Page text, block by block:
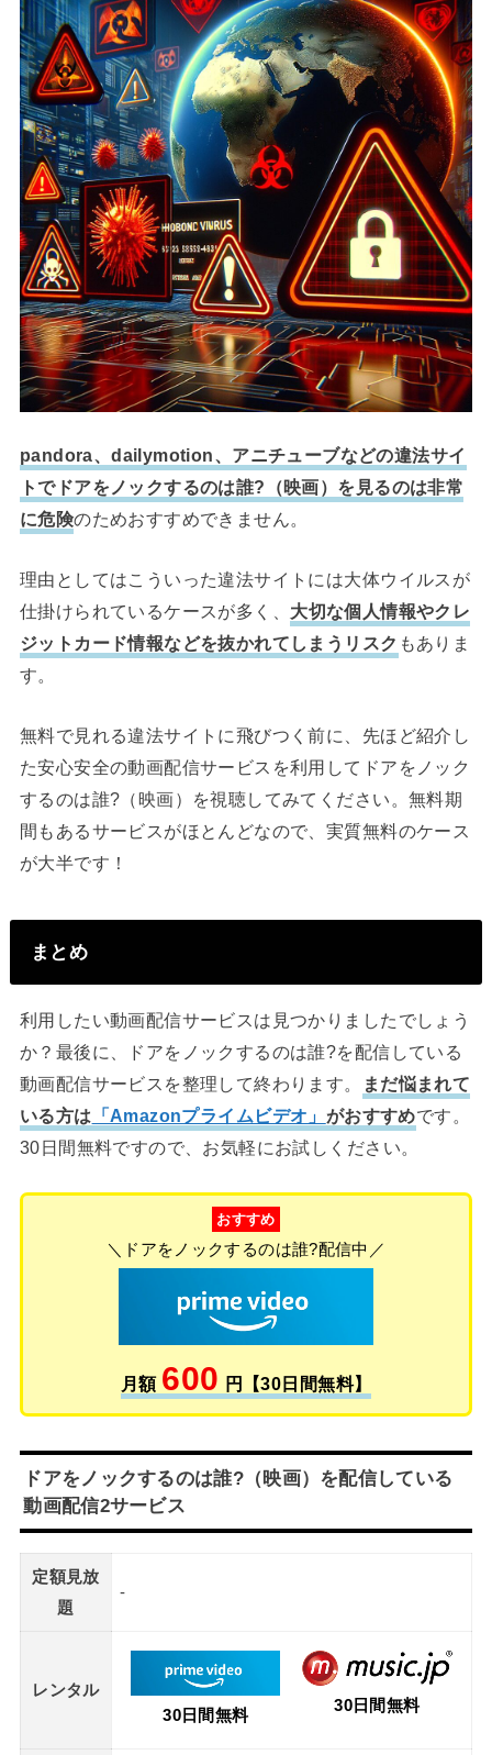
pandora、dailymotion、アニチューブなどの違法サイ
トでドアをノックするのは誰?（映画）を見るのは非常
に危険のためおすすめできません。
理由としてはこういった違法サイトには大体ウイルスが
仕掛けられているケースが多く、 大切な個人情報やクレ
ジットカード情報などを抜かれてしまうリスク もありま
す。
無料で見れる違法サイトに飛びつく前に、先ほど紹介し
た安心安全の動画配信サービスを利用してドアをノック
するのは誰?（映画）を視聴してみてください。無料期
間もあるサービスがほとんどなので、実質無料のケース
が大半です！
まとめ
利用したい動画配信サービスは見つかりましたでしょう
か？最後に、ドアをノックするのは誰?を配信している
動画配信サービスを整理して終わります。
まだ悩まれて
いる方は 「Amazonプライムビデオ」 がおすすめです。
30日間無料ですので、お気軽にお試しください。
おすすめ
＼ドアをノックするのは誰?配信中／
月額 600 円【30日間無料】
ドアをノックするのは誰?（映画）を配信している
動画配信2サービス
定額見放
題
-
レンタル
30日間無料
30日間無料